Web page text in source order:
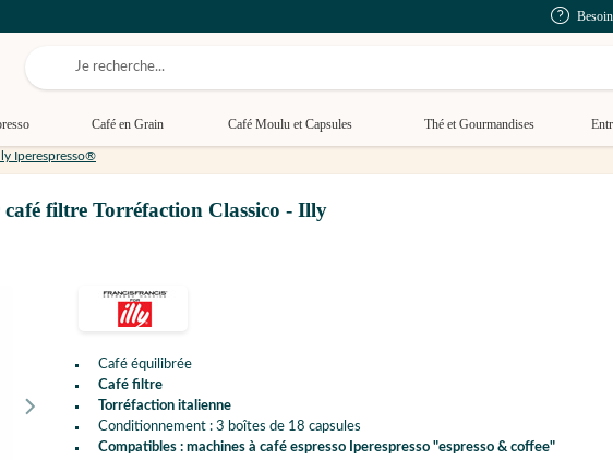
Café en Grain Café Moulu et Capsules Thé et Gourmandises
Iperespresso®
café filtre Torréfaction Classico - Illy
Café équilibrée
Café filtre
Torréfaction italienne
Conditionnement : 3 boîtes de 18 capsules
Compatibles : machines à café espresso Iperespresso "espresso & coffee"